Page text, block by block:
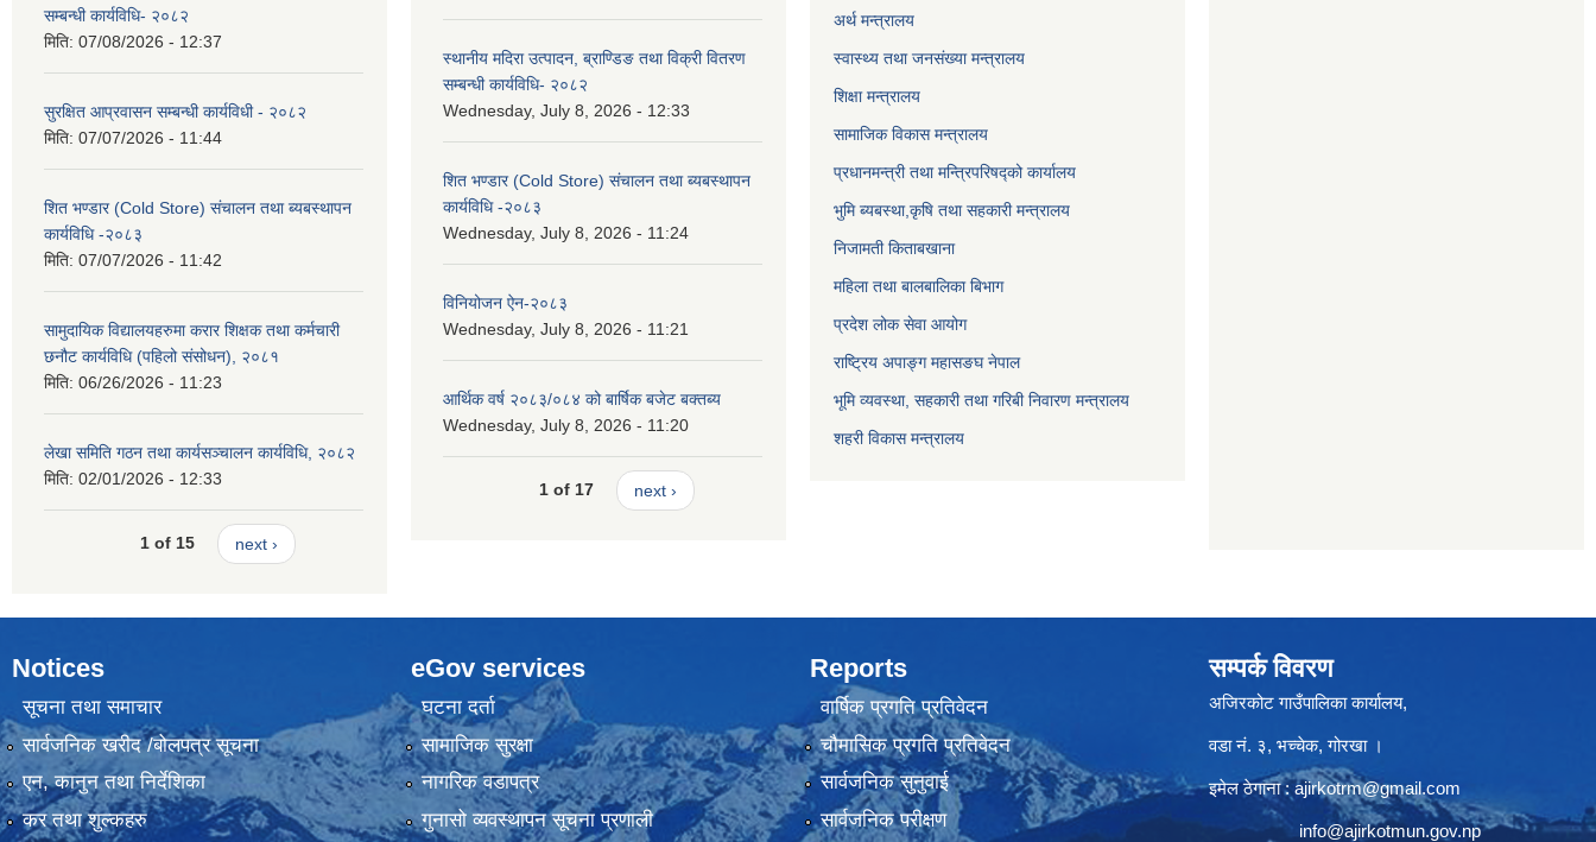
सम्बन्धी कार्यविधि- २०८२
मिति: 07/08/2026 - 12:37
सुरक्षित आप्रवासन सम्बन्धी कार्यविधी - २०८२
मिति: 07/07/2026 - 11:44
शित भण्डार (Cold Store) संचालन तथा ब्यबस्थापन
कार्यविधि -२०८३
मिति: 07/07/2026 - 11:42
सामुदायिक विद्यालयहरुमा करार शिक्षक तथा कर्मचारी
छनौट कार्यविधि (पहिलो संसोधन), २०८१
मिति: 06/26/2026 - 11:23
लेखा समिति गठन तथा कार्यसञ्चालन कार्यविधि, २०८२
मिति: 02/01/2026 - 12:33
1 of 15 next ›
स्थानीय मदिरा उत्पादन, ब्राण्डिङ तथा विक्री वितरण
सम्बन्धी कार्यविधि- २०८२
Wednesday, July 8, 2026 - 12:33
शित भण्डार (Cold Store) संचालन तथा ब्यबस्थापन
कार्यविधि -२०८३
Wednesday, July 8, 2026 - 11:24
विनियोजन ऐन-२०८३
Wednesday, July 8, 2026 - 11:21
आर्थिक वर्ष २०८३/०८४ को बार्षिक बजेट बक्तब्य
Wednesday, July 8, 2026 - 11:20
1 of 17 next ›
अर्थ मन्त्रालय
स्वास्थ्य तथा जनसंख्या मन्त्रालय
शिक्षा मन्त्रालय
सामाजिक विकास मन्त्रालय
प्रधानमन्त्री तथा मन्त्रिपरिषद्को कार्यालय
भुमि ब्यबस्था,कृषि तथा सहकारी मन्त्रालय
निजामती किताबखाना
महिला तथा बालबालिका बिभाग
प्रदेश लोक सेवा आयोग
राष्ट्रिय अपाङ्ग महासङघ नेपाल
भूमि व्यवस्था, सहकारी तथा गरिबी निवारण मन्त्रालय
शहरी विकास मन्त्रालय
Notices
सूचना तथा समाचार
सार्वजनिक खरीद /बोलपत्र सूचना
एन, कानुन तथा निर्देशिका
कर तथा शुल्कहरु
eGov services
घटना दर्ता
सामाजिक सुरक्षा
नागरिक वडापत्र
गुनासो व्यवस्थापन सूचना प्रणाली
Reports
वार्षिक प्रगति प्रतिवेदन
चौमासिक प्रगति प्रतिवेदन
सार्वजनिक सुनुवाई
सार्वजनिक परीक्षण
सम्पर्क विवरण
अजिरकोट गाउँपालिका कार्यालय,
वडा नं. ३, भच्चेक, गोरखा ।
इमेल ठेगाना : ajirkotrm@gmail.com
info@ajirkotmun.gov.np